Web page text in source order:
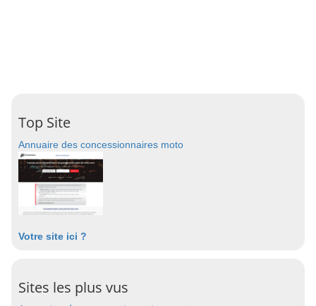
Top Site
Annuaire des concessionnaires moto
Votre site ici ?
Sites les plus vus